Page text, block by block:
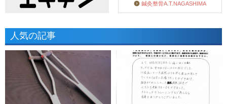
鍼灸整骨A.T.NAGASHIMA
人気の記事